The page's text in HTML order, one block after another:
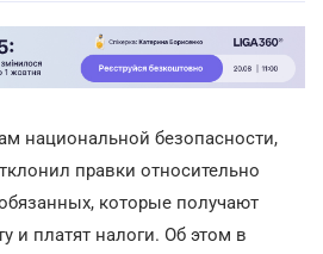
национальной безопасности,
правки относительно
которые получают
и платят налоги. Об этом в